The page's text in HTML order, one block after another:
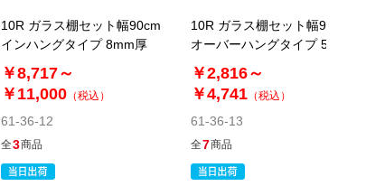
10R ガラス棚セット幅90cm
インハングタイプ 8mm厚
￥8,717～
￥11,000 （税込）
61-36-12
全3商品
10R ガラス棚セット幅90cm
オーバーハングタイプ 5mm
厚
￥2,816～
￥4,741 （税込）
61-36-13
全7商品